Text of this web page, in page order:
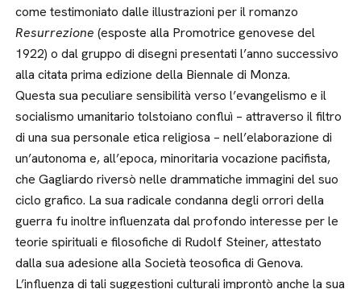
come testimoniato dalle illustrazioni per il romanzo
Resurrezione(esposte alla Promotrice genovese del
1922) o dal gruppo di disegni presentati l’anno successivo
alla citata prima edizione della Biennale di Monza.
Questa sua peculiare sensibilità verso l’evangelismo e il
socialismo umanitario tolstoiano confluì – attraverso il filtro
di una sua personale etica religiosa – nell’elaborazione di
un’autonoma e, all’epoca, minoritaria vocazione pacifista,
che Gagliardo riversò nelle drammatiche immagini del suo
ciclo grafico. La sua radicale condanna degli orrori della
guerra fu inoltre influenzata dal profondo interesse per le
teorie spirituali e filosofiche di Rudolf Steiner, attestato
dalla sua adesione alla Società teosofica di Genova.
L’influenza di tali suggestioni culturali improntò anche la sua